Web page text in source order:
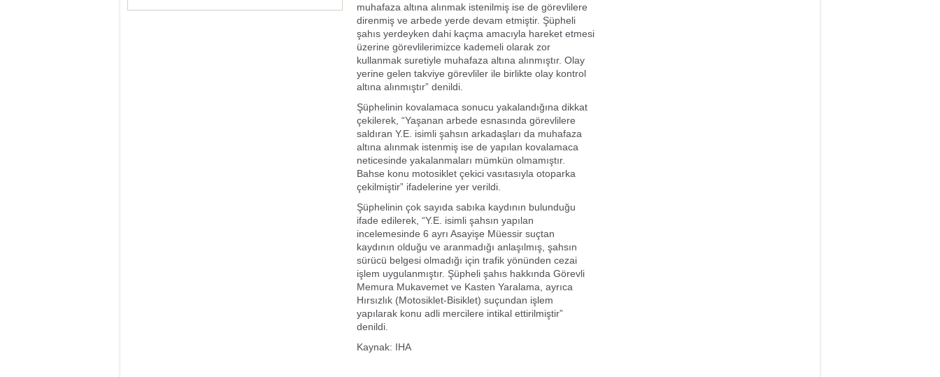
muhafaza altına alınmak istenilmiş ise de görevlilere
direnmiş ve arbede yerde devam etmiştir. Şüpheli
şahıs yerdeyken dahi kaçma amacıyla hareket etmesi
üzerine görevlilerimizce kademeli olarak zor
kullanmak suretiyle muhafaza altına alınmıştır. Olay
yerine gelen takviye görevliler ile birlikte olay kontrol
altına alınmıştır” denildi.
Şüphelinin kovalamaca sonucu yakalandığına dikkat
çekilerek, “Yaşanan arbede esnasında görevlilere
saldıran Y.E. isimli şahsın arkadaşları da muhafaza
altına alınmak istenmiş ise de yapılan kovalamaca
neticesinde yakalanmaları mümkün olmamıştır.
Bahse konu motosiklet çekici vasıtasıyla otoparka
çekilmiştir” ifadelerine yer verildi.
Şüphelinin çok sayıda sabıka kaydının bulunduğu
ifade edilerek, “Y.E. isimli şahsın yapılan
incelemesinde 6 ayrı Asayişe Müessir suçtan
kaydının olduğu ve aranmadığı anlaşılmış, şahsın
sürücü belgesi olmadığı için trafik yönünden cezai
işlem uygulanmıştır. Şüpheli şahıs hakkında Görevli
Memura Mukavemet ve Kasten Yaralama, ayrıca
Hırsızlık (Motosiklet-Bisiklet) suçundan işlem
yapılarak konu adli mercilere intikal ettirilmiştir”
denildi.
Kaynak: IHA